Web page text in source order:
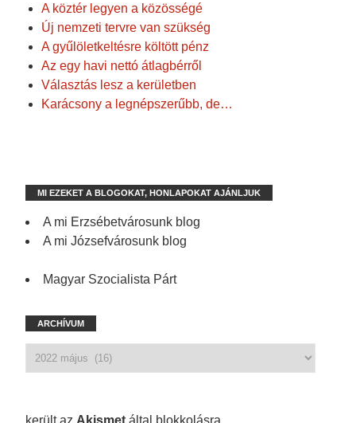
A köztér legyen a közösségé
Új nemzeti tervre van szükség
A gyűlöletkeltésre költött pénz
Az egy havi nettó átlagbérről
Választás lesz a kerületben
Karácsony a legnépszerűbb, de…
MI EZEKET A BLOGOKAT, HONLAPOKAT AJÁNLJUK
A mi Erzsébetvárosunk blog
A mi Józsefvárosunk blog
Magyar Szocialista Párt
ARCHÍVUM